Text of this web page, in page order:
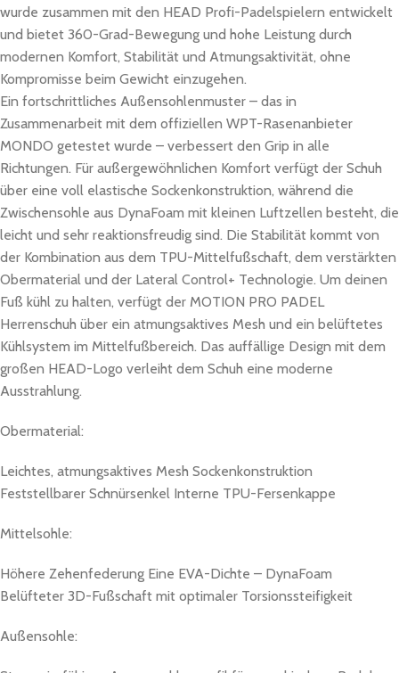
wurde zusammen mit den HEAD Profi-Padelspielern entwickelt
und bietet 360-Grad-Bewegung und hohe Leistung durch
modernen Komfort, Stabilität und Atmungsaktivität, ohne
Kompromisse beim Gewicht einzugehen.
Ein fortschrittliches Außensohlenmuster – das in
Zusammenarbeit mit dem offiziellen WPT-Rasenanbieter
MONDO getestet wurde – verbessert den Grip in alle
Richtungen. Für außergewöhnlichen Komfort verfügt der Schuh
über eine voll elastische Sockenkonstruktion, während die
Zwischensohle aus DynaFoam mit kleinen Luftzellen besteht, die
leicht und sehr reaktionsfreudig sind. Die Stabilität kommt von
der Kombination aus dem TPU-Mittelfußschaft, dem verstärkten
Obermaterial und der Lateral Control+ Technologie. Um deinen
Fuß kühl zu halten, verfügt der MOTION PRO PADEL
Herrenschuh über ein atmungsaktives Mesh und ein belüftetes
Kühlsystem im Mittelfußbereich. Das auffällige Design mit dem
großen HEAD-Logo verleiht dem Schuh eine moderne
Ausstrahlung.
Obermaterial:
Leichtes, atmungsaktives Mesh Sockenkonstruktion
Feststellbarer Schnürsenkel Interne TPU-Fersenkappe
Mittelsohle:
Höhere Zehenfederung Eine EVA-Dichte – DynaFoam
Belüfteter 3D-Fußschaft mit optimaler Torsionssteifigkeit
Außensohle: